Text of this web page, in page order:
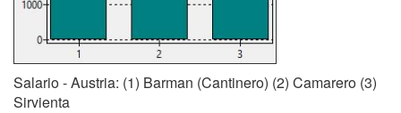
Salario - Austria: (1) Barman (Cantinero) (2) Camarero (3)
Sirvienta